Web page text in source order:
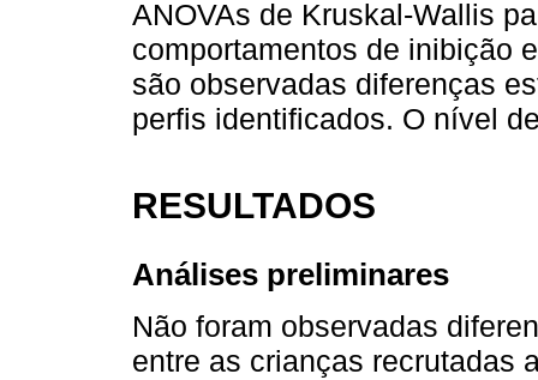
ANOVAs de Kruskal-Wallis
comportamentos de inibição
são observadas diferenças
perfis identificados. O nível
RESULTADOS
Análises preliminares
Não foram observadas
entre as crianças recrutadas